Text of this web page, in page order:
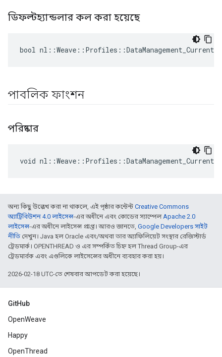
ডিফল্টহ্যান্ডলার কল করা হয়েছে
bool
পাবলিক ফাংশন
পরিষ্কার
void
অন্য কিছু উল্লেখ করা না থাকলে, এই পৃষ্ঠার কন্টেন্ট Creative Commons
অ্যাট্রিবিউশন 4.0 লাইসেন্স-এর অধীনে এবং কোডের স্যাম্পেলApache 2.0
লাইসেন্স-এর অধীনে লাইসেন্স প্রাপ্ত। আরও জানতে, Google Developers সাইট
নীতি দেখুন। Java হল Oracle এবং/অথবা তার অ্যাফিলিয়েট সংস্থার রেজিস্টার্ড
ট্রেডমার্ক। OPENTHREAD ও এর সম্পর্কিত চিহ্ন হল Thread Group-এর
ট্রেডমার্রক এবং এগুলিকে লাইসেন্সের অধীনে ব্যবহার করা হয়।
2026-02-18 UTC-তে শেষবার আপডেট করা হয়েছে।
GitHub
OpenWeave
Happy
OpenThread